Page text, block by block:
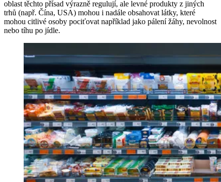
oblast těchto přísad výrazně regulují, ale levné produkty z jiných
trhů (např. Čína, USA) mohou i nadále obsahovat látky, které
mohou citlivé osoby pociťovat například jako pálení žáhy, nevolnost
nebo tíhu po jídle.